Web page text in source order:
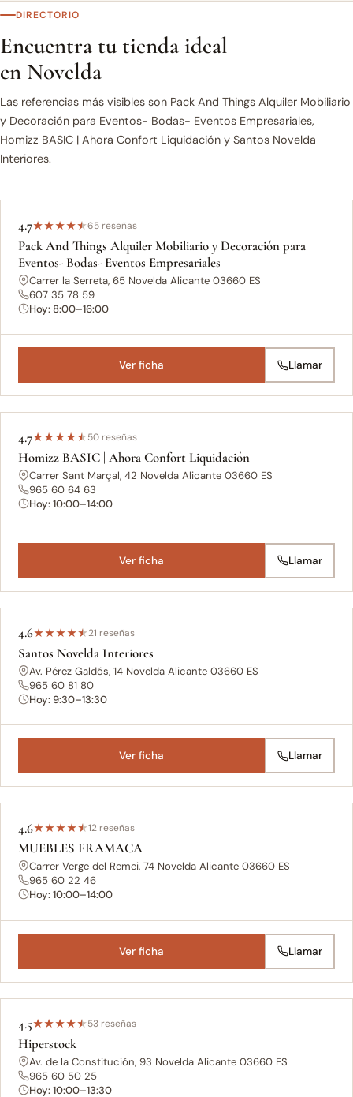
DIRECTORIO
Encuentra tu tienda ideal
en Novelda
Las referencias más visibles son Pack And Things Alquiler Mobiliario
y Decoración para Eventos- Bodas- Eventos Empresariales,
Homizz BASIC | Ahora Confort Liquidación y Santos Novelda
Interiores.
4.7★★★★★65 reseñas
Pack And Things Alquiler Mobiliario y Decoración para
Eventos- Bodas- Eventos Empresariales
Carrer la Serreta, 65 Novelda Alicante 03660 ES
607 35 78 59
Hoy: 8:00–16:00
Ver ficha Llamar
4.7★★★★★50 reseñas
Homizz BASIC | Ahora Confort Liquidación
Carrer Sant Marçal, 42 Novelda Alicante 03660 ES
965 60 64 63
Hoy: 10:00–14:00
Ver ficha Llamar
4.6★★★★★21 reseñas
Santos Novelda Interiores
Av. Pérez Galdós, 14 Novelda Alicante 03660 ES
965 60 81 80
Hoy: 9:30–13:30
Ver ficha Llamar
4.6★★★★★12 reseñas
MUEBLES FRAMACA
Carrer Verge del Remei, 74 Novelda Alicante 03660 ES
965 60 22 46
Hoy: 10:00–14:00
Ver ficha Llamar
4.5★★★★★53 reseñas
Hiperstock
Av. de la Constitución, 93 Novelda Alicante 03660 ES
965 60 50 25
Hoy: 10:00–13:30